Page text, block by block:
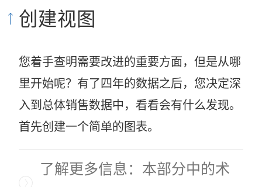
创建视图
您着手查明需要改进的重要方面，但是从哪
里开始呢？有了四年的数据之后，您决定深
入到总体销售数据中，看看会有什么发现。
首先创建一个简单的图表。
了解更多信息：本部分中的术